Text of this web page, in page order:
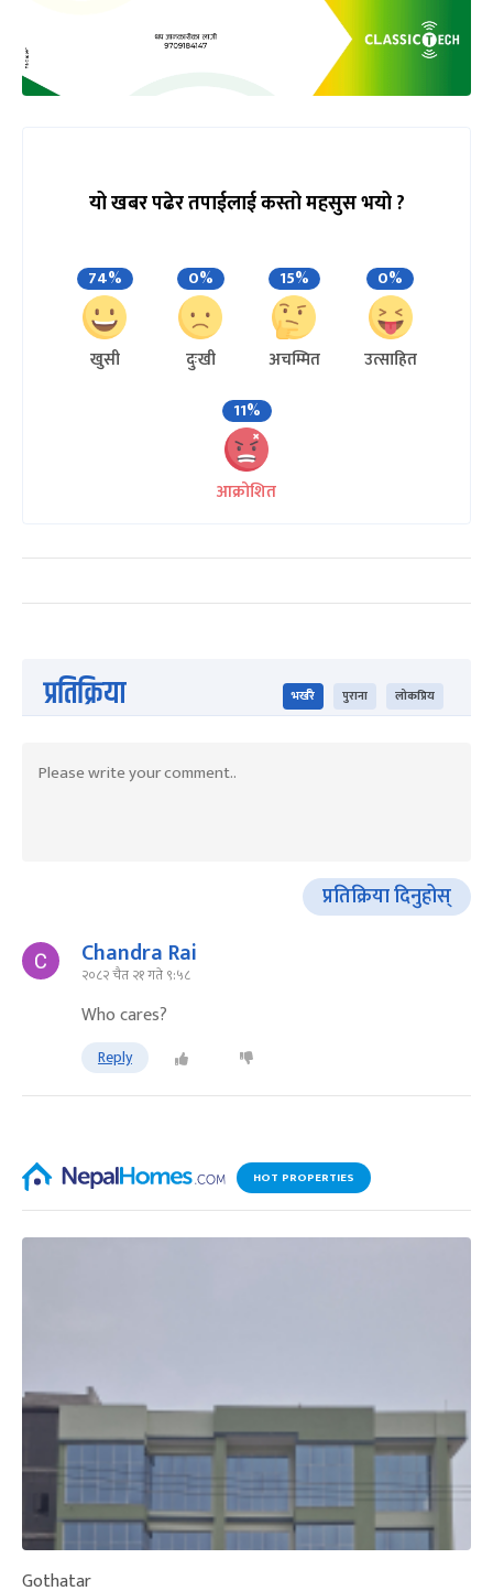
यो खबर पढेर तपाईलाई कस्तो महसुस भयो ?
74%
खुसी
0%
दुःखी
15%
अचम्मित
0%
उत्साहित
11%
आक्रोशित
प्रतिक्रिया भर्खरै पुराना लोकप्रिय
प्रतिक्रिया दिनुहोस्
Chandra Rai
२०८२ चैत २१ गते ९:५८
Who cares?
Reply
HOT PROPERTIES
Gothatar